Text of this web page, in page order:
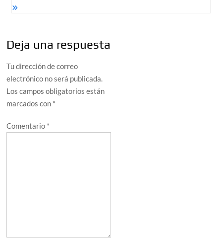
Deja una respuesta
Tu dirección de correo
electrónico no será publicada.
Los campos obligatorios están
marcados con *
Comentario *